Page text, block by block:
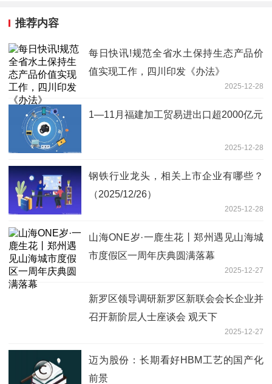
推荐内容
每日快讯!规范全省水土保持生态产品价
值实现工作，四川印发《办法》
2025-12-28
1—11月福建加工贸易进出口超2000亿元
2025-12-28
钢铁行业龙头，相关上市企业有哪些？
（2025/12/26）
2025-12-28
山海ONE岁·一鹿生花丨郑州遇见山海城
市度假区一周年庆典圆满落幕
2025-12-27
新罗区领导调研新罗区新联会会长企业并
召开新阶层人士座谈会 观天下
2025-12-27
迈为股份：长期看好HBM工艺的国产化
前景